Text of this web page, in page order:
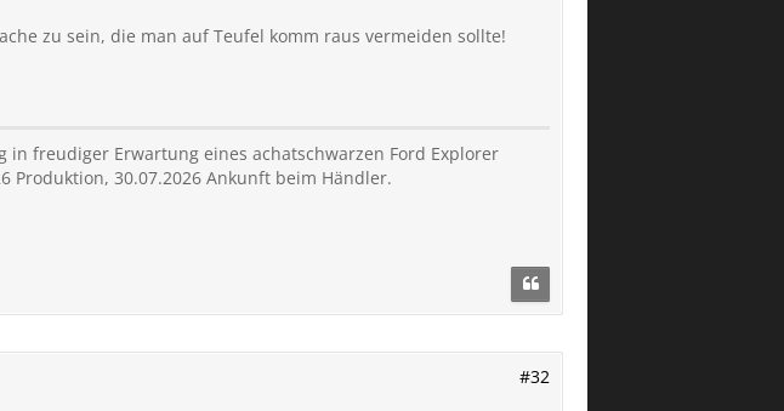
zu sein, die man auf Teufel komm raus vermeiden sollte!
freudiger Erwartung eines achatschwarzen Ford Explorer
Produktion, 30.07.2026 Ankunft beim Händler.
#32